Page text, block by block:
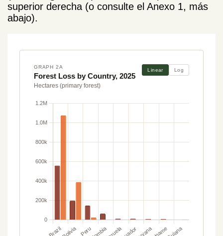
superior derecha (o consulte el Anexo 1, más
abajo).